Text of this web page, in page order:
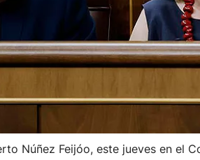
Núñez Feijóo, este jueves en el